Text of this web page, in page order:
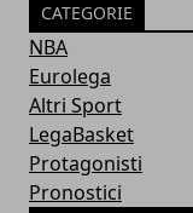
CATEGORIE
NBA
Eurolega
Altri Sport
LegaBasket
Protagonisti
Pronostici